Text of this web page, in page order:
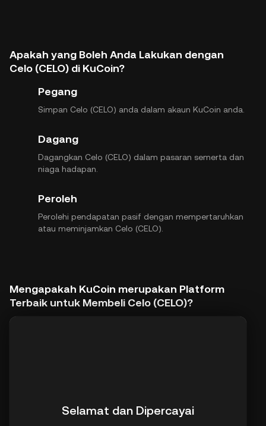
Apakah yang Boleh Anda Lakukan dengan
Celo (CELO) di KuCoin?
Pegang
Simpan Celo (CELO) anda dalam akaun KuCoin anda.
Dagang
Dagangkan Celo (CELO) dalam pasaran semerta dan
niaga hadapan.
Peroleh
Perolehi pendapatan pasif dengan mempertaruhkan
atau meminjamkan Celo (CELO).
Mengapakah KuCoin merupakan Platform
Terbaik untuk Membeli Celo (CELO)?
Selamat dan Dipercayai